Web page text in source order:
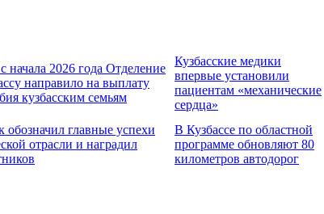
начала 2026 года Отделение
направило на выплату
кузбасским семьям
Кузбасские медики
впервые установили
пациентам «механические
сердца»
главные успехи
отрасли и наградил
В Кузбассе по областной
программе обновляют 80
километров автодорог